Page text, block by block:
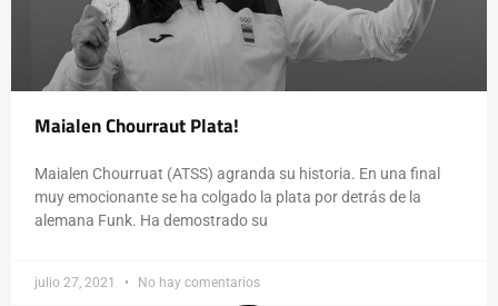
Maialen Chourraut Plata!
Maialen Chourruat (ATSS) agranda su historia. En una final
muy emocionante se ha colgado la plata por detrás de la
alemana Funk. Ha demostrado su
julio 27, 2021 No hay comentarios